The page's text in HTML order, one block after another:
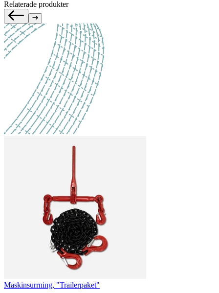
Relaterade produkter
Maskinsurrning, "Trailerpaket"